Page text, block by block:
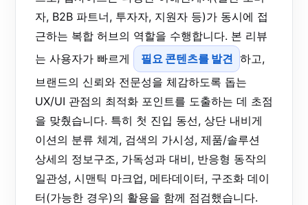
자, B2B 파트너, 투자자, 지원자 등)가 동시에 접
근하는 복합 허브의 역할을 수행합니다. 본 리뷰
는 사용자가 빠르게
필요 콘텐츠를 발견 하고,
브랜드의 신뢰와 전문성을 체감하도록 돕는
UX/UI 관점의 최적화 포인트를 도출하는 데 초점
을 맞췄습니다. 특히 첫 진입 동선, 상단 내비게
이션의 분류 체계, 검색의 가시성, 제품/솔루션
상세의 정보구조, 가독성과 대비, 반응형 동작의
일관성, 시맨틱 마크업, 메타데이터, 구조화 데이
터(가능한 경우)의 활용을 함께 점검했습니다.